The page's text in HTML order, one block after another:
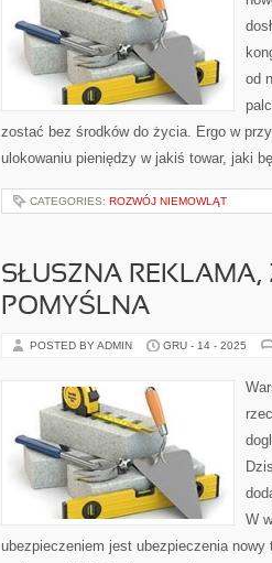
od
zostać bez środków do życia. Ergo w
ulokowaniu pieniędzy w jakiś towar, jaki
CATEGORIES: ROZWÓJ NIEMOWLĄT
SŁUSZNA REKLAMA,
POMYŚLNA
POSTED BY ADMIN GRU - 14 - 2025
W
ubezpieczeniem jest ubezpieczenia